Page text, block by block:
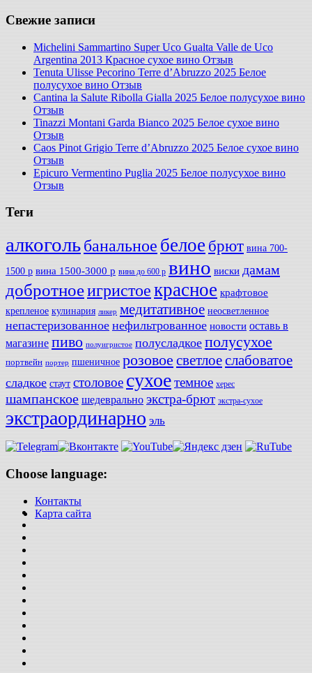
Свежие записи
Michelini Sammartino Super Uco Gualta Valle de Uco
Argentina 2013 Красное сухое вино Отзыв
Tenuta Ulisse Pecorino Terre d’Abruzzo 2025 Белое
полусухое вино Отзыв
Cantina la Salute Ribolla Gialla 2025 Белое полусухое вино
Отзыв
Tinazzi Montani Garda Bianco 2025 Белое сухое вино
Отзыв
Caos Pinot Grigio Terre d’Abruzzo 2025 Белое сухое вино
Отзыв
Epicuro Vermentino Puglia 2025 Белое полусухое вино
Отзыв
Теги
алкогольбанальное белое брют вина 700-
1500 р вина 1500-3000 р вина до 600 р вино виски дамам
добротноеигристоекрасное крафтовое
крепленое кулинария ликер медитативное неосветленное
непастеризованное нефильтрованное новости оставь в
магазине пиво полуигристое полусладкое полусухое
портвейн портер пшеничное розовое светлоеслабоватое
сладкое стаут столовое сухоетемное херес
шампанское шедеврально экстра-брют экстра-сухое
экстраординарно эль
Choose language:
Контакты
Карта сайта